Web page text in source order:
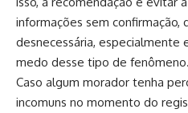
informações sem confirmação,
desnecessária, especialmente
medo desse tipo de fenômeno.
Caso algum morador tenha
incomuns no momento do